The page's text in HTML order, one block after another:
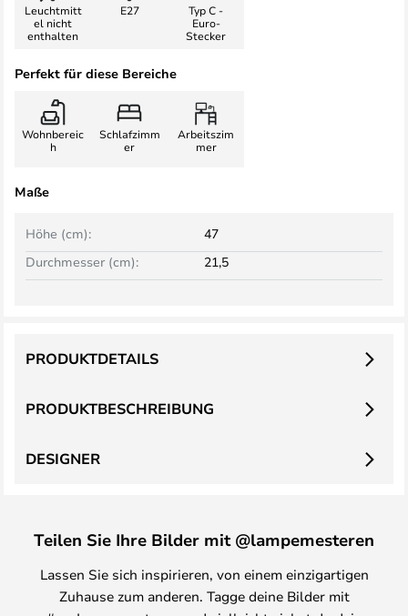
Leuchtmitt
el nicht
enthalten
E27
Typ C -
Euro-
Stecker
Perfekt für diese Bereiche
Wohnbereic
h
Schlafzimm
er
Arbeitszim
mer
Maße
Höhe (cm):
47
Durchmesser (cm):
21,5
PRODUKTBESCHREIBUNG
PRODUKTDETAILS
DESIGNER
Teilen Sie Ihre Bilder mit @lampemesteren
Lassen Sie sich inspirieren, von einem einzigartigen
Zuhause zum anderen. Tagge deine Bilder mit